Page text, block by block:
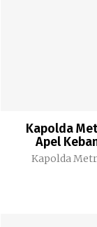
Kapolda
Apel
Kapolda